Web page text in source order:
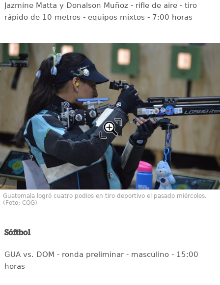
Jazmine Matta y Donalson Muñoz - rifle de aire - tiro
rápido de 10 metros - equipos mixtos - 7:00 horas
Guatemala logró cuatro podios en tiro deportivo el pasado miércoles.
(Foto: COG)
Sóftbol
GUA vs. DOM - ronda preliminar - masculino - 15:00
horas